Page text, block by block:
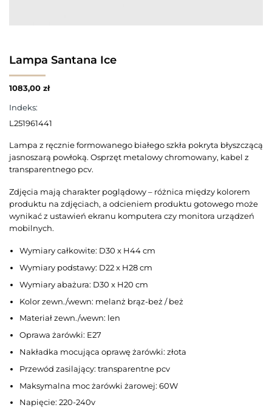
Lampa Santana Ice
1083,00 zł
Indeks:
L251961441
Lampa z ręcznie formowanego białego szkła pokryta błyszczącą
jasnoszarą powłoką. Osprzęt metalowy chromowany, kabel z
transparentnego pcv.
Zdjęcia mają charakter poglądowy – różnica między kolorem
produktu na zdjęciach, a odcieniem produktu gotowego może
wynikać z ustawień ekranu komputera czy monitora urządzeń
mobilnych.
Wymiary całkowite: D30 x H44 cm
Wymiary podstawy: D22 x H28 cm
Wymiary abażura: D30 x H20 cm
Kolor zewn./wewn: melanż brąz-beż / beż
Materiał zewn./wewn: len
Oprawa żarówki: E27
Nakładka mocująca oprawę żarówki: złota
Przewód zasilający: transparentne pcv
Maksymalna moc żarówki żarowej: 60W
Napięcie: 220-240v